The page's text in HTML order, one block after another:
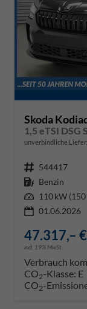
Skoda
1,5 eTSI DSG
unverbindliche
Fahrzeugnr. 544417
Kraftstoff Benzin
Leistung 110 kW (150
01.06.2026
47.317,– €
incl. 19% MwSt.
Verbrauch
CO2-Klasse: E
CO2-